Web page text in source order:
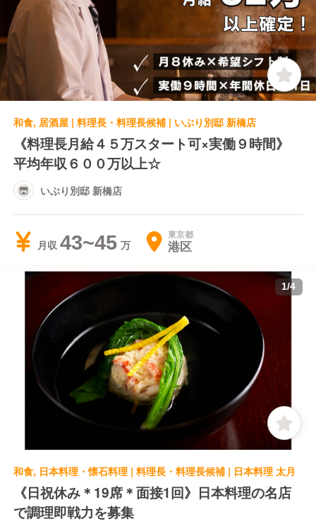
和食, 居酒屋 | 料理長・料理長候補 | いぶり別邸 新橋店
《料理長月給４５万スタート可×実働９時間》
平均年収６００万以上☆
いぶり別邸 新橋店
月収 43~45 東京都
港区
1/4
和食, 日本料理・懐石料理 | 料理長・料理長候補 | 日本料理 太月
《日祝休み＊19席＊面接1回》日本料理の名店
で調理即戦力を募集